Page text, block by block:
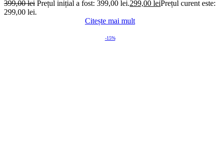
399,00lei Prețul inițial a fost: 399,00 lei.299,00 leiPrețul curent este:
299,00 lei.
Citește mai mult
-15%